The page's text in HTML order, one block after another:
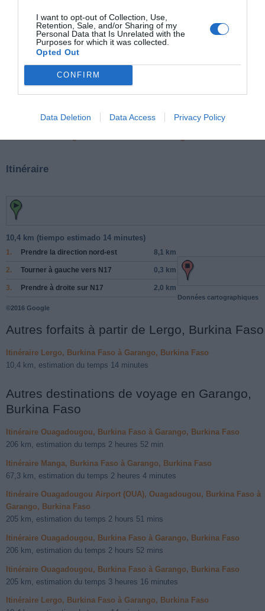
I want to opt-out of Collection, Use,
Retention, Sale, and/or Sharing of my
Personal Data that Is Unrelated with the
Purposes for which it was collected.
Opted Out
CONFIRM
Data Deletion Data Access Privacy Policy
Vérifiez la météo dans votre voyage
Itinéraire
10,4 km (tiempo estimado 14 minutes)
1. Prendre la direction nord-est 8,1 km
2. Tourner à gauche vers N17 0,3 km
3. Prendre à droite sur N17 2,0 km
Données cartographiques
©2016 Google
Autres forfaits à partir de Lergo, Burkina Faso
Itinéraire Lergo, Burkina Faso à Garango, Burkina Faso
10,4 km, estimation du temps 14 minutes
Autres destinations de voyage en Garango,
Burkina Faso
Itinéraire Ouagadougou, Burkina Faso à Garango, Burkina Faso
206 km, estimation du temps 2 heures 52 min
Itinéraire Manga, Burkina Faso à Garango, Burkina Faso
67,3 km, estimation du temps 2 heures 4 minutes
Itinéraire Ouagadougou Airport (OUA), Ouagadougou, Burkina Faso à
Garango, Burkina Faso
205 km, estimation du temps 2 hours 51 mins
Itinéraire Ouagadougou, Burkina Faso à Garango, Burkina Faso
206 km, estimation du temps 2 hours 52 mins
Itinéraire Ouagadougou, Burkina Faso à Garango, Burkina Faso
205 km, estimation du temps 3 heures 16 minutes
Itinéraire Lergo, Burkina Faso à Garango, Burkina Faso